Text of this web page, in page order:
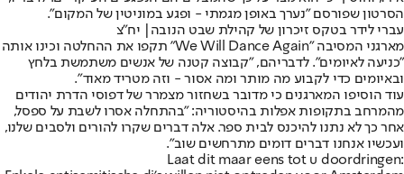
הסרטון שפורסם "נערך באופן מגמתי - ופגע במוניטין של המקום".
עברי לידר בטקס זיכרון של קהילת שבט הנובה| יח"צ
מארגני המסיבה "We Will Dance Again" תקפו את ההחלטה וכינו אותה
"כניעה לאיומים". לדבריהם, "קבוצה קטנה של אנשים משתמשת בלחץ
ובאיומים כדי לקבוע מה מותר ומה אסור - וזה מטריד מאוד".
עוד הוסיפו המארגנים כי מדובר בשחזור מצמרר של דפוסי הדרת יהודים
מהמרחב בתקופות אפלות בהיסטוריה: "בהתחלה אסרו לשבת על ספסל,
אחר כך לא נתנו להיכנס לבית ספר. אלה דברים שקרו להורים ולסבים שלנו,
ועכשיו אנחנו דברים דומים מתרחשים שוב".
Laat dit maar eens tot u doordringen: